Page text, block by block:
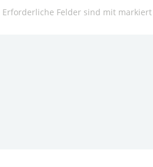
Erforderliche Felder sind mit markiert